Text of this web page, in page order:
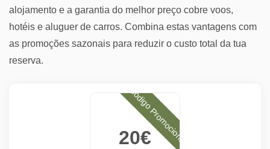
alojamento e a garantia do melhor preço cobre voos,
hotéis e aluguer de carros. Combina estas vantagens com
as promoções sazonais para reduzir o custo total da tua
reserva.
20€
Código Promocional